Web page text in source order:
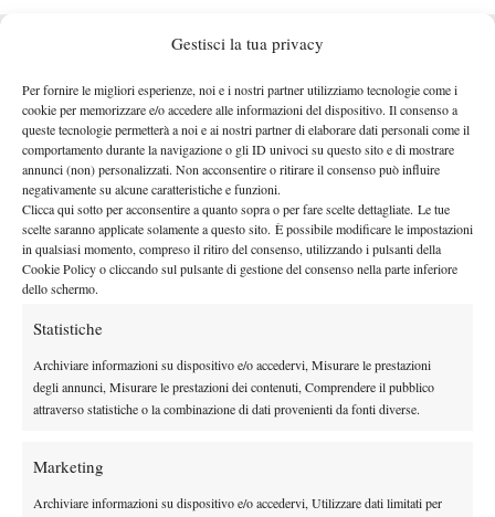
Gestisci la tua privacy
Per fornire le migliori esperienze, noi e i nostri partner utilizziamo tecnologie come i
cookie per memorizzare e/o accedere alle informazioni del dispositivo. Il consenso a
queste tecnologie permetterà a noi e ai nostri partner di elaborare dati personali come il
comportamento durante la navigazione o gli ID univoci su questo sito e di mostrare
annunci (non) personalizzati. Non acconsentire o ritirare il consenso può influire
negativamente su alcune caratteristiche e funzioni.
Clicca qui sotto per acconsentire a quanto sopra o per fare scelte dettagliate. Le tue
scelte saranno applicate solamente a questo sito. È possibile modificare le impostazioni
in qualsiasi momento, compreso il ritiro del consenso, utilizzando i pulsanti della
Cookie Policy o cliccando sul pulsante di gestione del consenso nella parte inferiore
dello schermo.
Statistiche
Archiviare informazioni su dispositivo e/o accedervi, Misurare le prestazioni
degli annunci, Misurare le prestazioni dei contenuti, Comprendere il pubblico
attraverso statistiche o la combinazione di dati provenienti da fonti diverse.
Marketing
Archiviare informazioni su dispositivo e/o accedervi, Utilizzare dati limitati per